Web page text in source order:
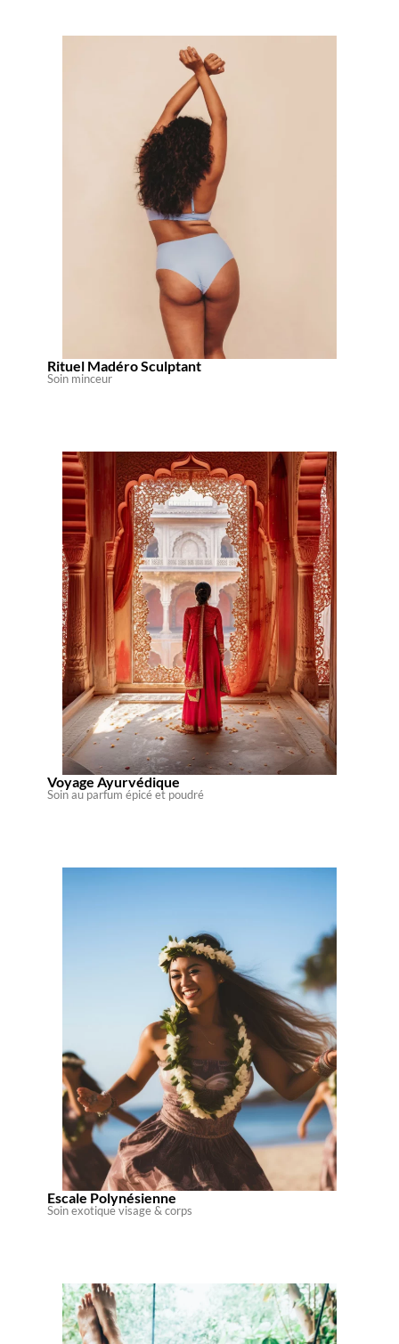
Rituel Madéro Sculptant
Soin minceur
Voyage Ayurvédique
Soin au parfum épicé et poudré
Escale Polynésienne
Soin exotique visage & corps